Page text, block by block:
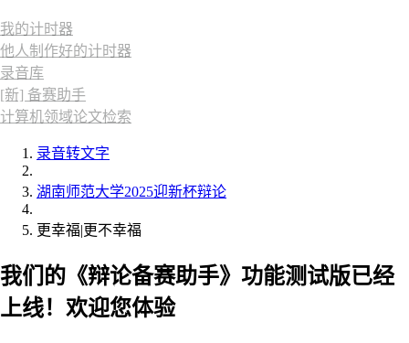
我的计时器
他人制作好的计时器
录音库
[新] 备赛助手
计算机领域论文检索
录音转文字
湖南师范大学2025迎新杯辩论
更幸福|更不幸福
我们的《辩论备赛助手》功能测试版已经
上线！欢迎您体验